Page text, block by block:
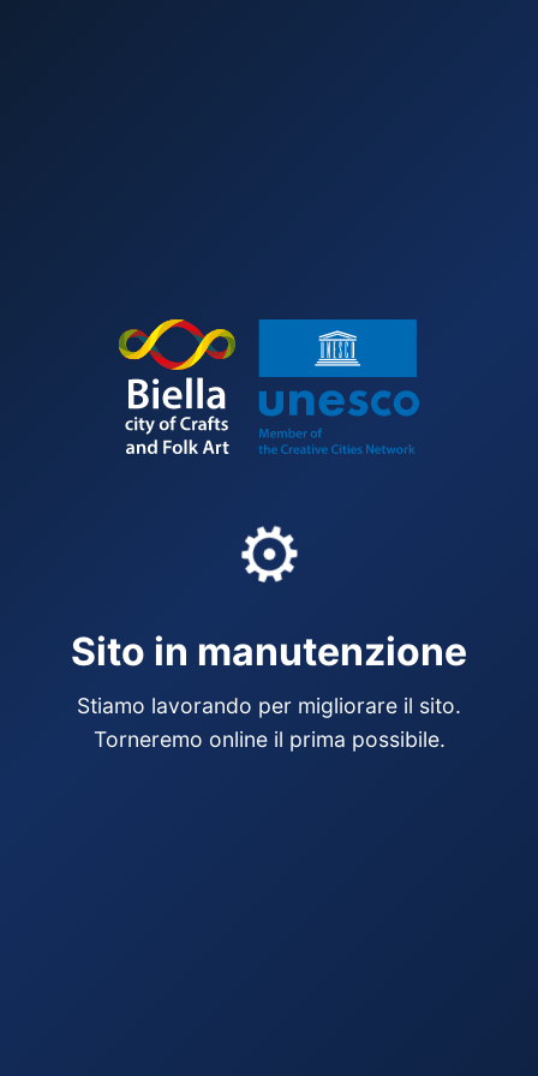
⚙️
Sito in manutenzione
Stiamo lavorando per migliorare il sito.
Torneremo online il prima possibile.